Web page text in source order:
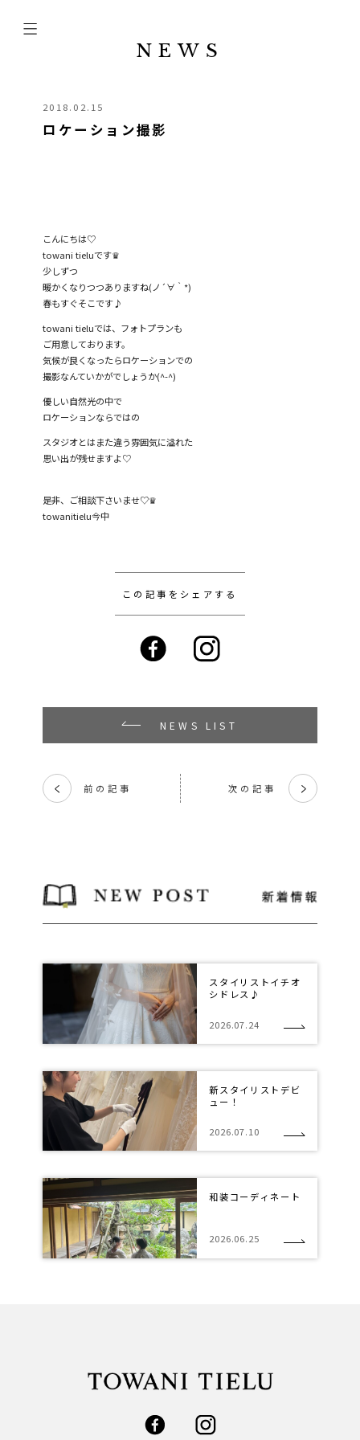
NEWS
2018.02.15
ロケーション撮影
こんにちは♡
towani tieluです♛
少しずつ
暖かくなりつつありますね(ノ´∀｀*)
春もすぐそこです♪
towani tieluでは、フォトプランも
ご用意しております。
気候が良くなったらロケーションでの
撮影なんていかがでしょうか(^-^)
優しい自然光の中で
ロケーションならではの
スタジオとはまた違う雰囲気に溢れた
思い出が残せますよ♡
是非、ご相談下さいませ♡♛
towanitielu今中
この記事をシェアする
NEWS LIST
く 前の記事 次の記事 く
スタイリストイチオ
シドレス♪
2026.07.24
新スタイリストデビ
ュー！
2026.07.10
和装コーディネート
2026.06.25